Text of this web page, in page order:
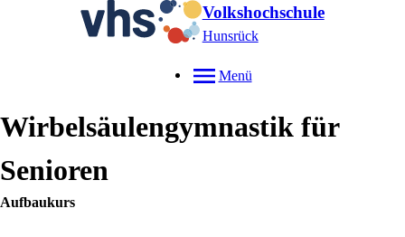
Volkshochschule
Hunsrück
Menü
Wirbelsäulengymnastik für
Senioren
Aufbaukurs